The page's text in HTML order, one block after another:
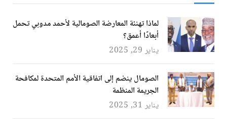
لماذا تهنئة المعارضة الصومالية لأحمد مدوبي تحمل
أبعادًا أعمق؟
يناير 29, 2025
الصومال ينضم إلى اتفاقية الأمم المتحدة لمكافحة
الجريمة المنظمة
يناير 31, 2025